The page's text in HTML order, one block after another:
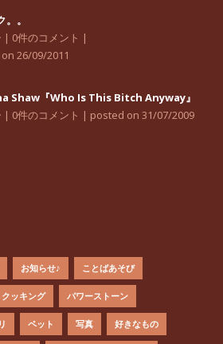
。。
| 0件のコメント |
26/09/2011
Shaw『Who Is This Bitch Anyway』
| 0件のコメント | posted on 31/07/2009
お知らせ♪ ことばあそび
ッキング パワーストーン
ペット 写真 好きなもの